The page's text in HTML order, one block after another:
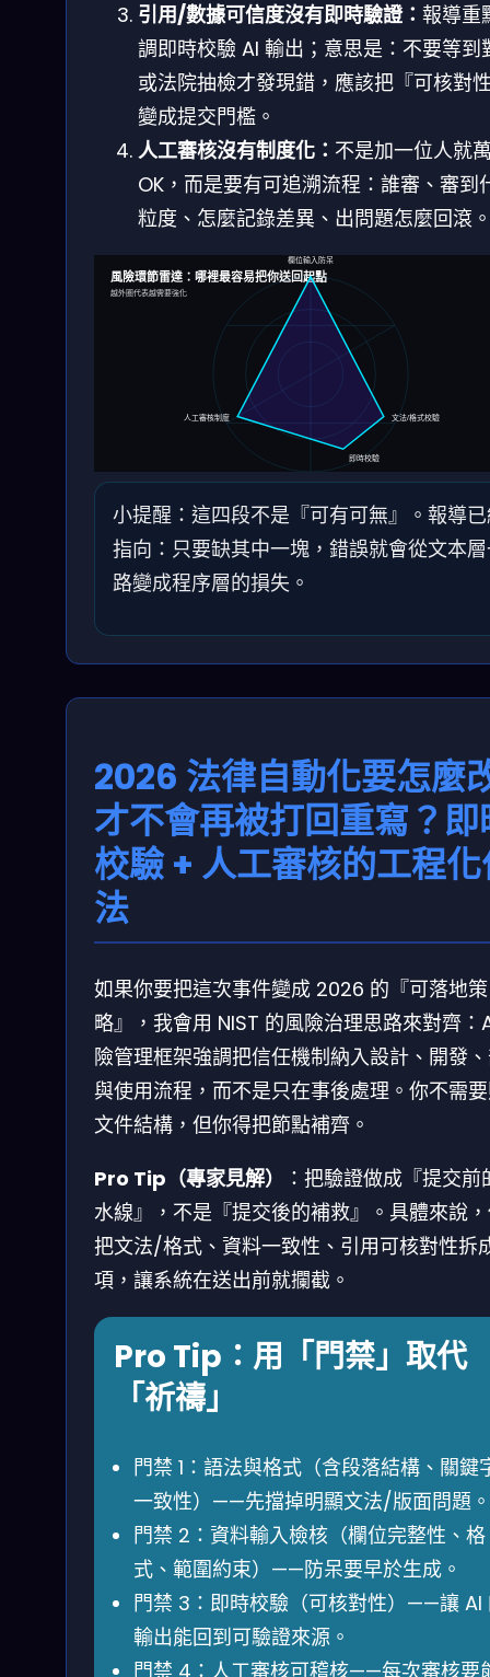
引用/數據可信度沒有即時驗證： 報導重
調即時校驗 AI 輸出；意思是：不要等到
或法院抽檢才發現錯，應該把『可核對
變成提交門檻。
人工審核沒有制度化： 不是加一位人就
OK，而是要有可追溯流程：誰審、審到
粒度、怎麼記錄差異、出問題怎麼回滾
風險環節雷達：哪裡最容易把你送回起點
越外圈代表越需要強化
欄位輸入防呆
文法/格式校驗
即時校驗
人工審核制度
小提醒：這四段不是『可有可無』。報導
指向：只要缺其中一塊，錯誤就會從文本
路變成程序層的損失。
2026 法律自動化要怎麼
才不會再被打回重寫？即
校驗 + 人工審核的工程
法
如果你要把這次事件變成 2026 的『可落地策
略』，我會用 NIST 的風險治理思路來對齊：
險管理框架強調把信任機制納入設計、開發
與使用流程，而不是只在事後處理。你不需
文件結構，但你得把節點補齊。
Pro Tip（專家見解）
：把驗證做成『提交前
水線』，不是『提交後的補救』。具體來說
把文法/格式、資料一致性、引用可核對性拆
項，讓系統在送出前就攔截。
Pro Tip：用「門禁」取代
「祈禱」
門禁 1：語法與格式（含段落結構、關鍵
一致性）——先擋掉明顯文法/版面問題。
門禁 2：資料輸入檢核（欄位完整性、格
式、範圍約束）——防呆要早於生成。
門禁 3：即時校驗（可核對性）——讓 AI
輸出能回到可驗證來源。
門禁 4：人工審核可稽核——每次審核要